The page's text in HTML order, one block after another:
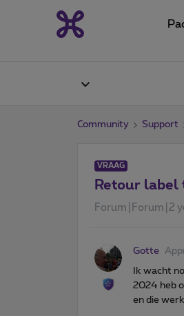
Community Support
VRAAG
Retour label
Forum|Forum|2
Gotte
Ik wacht
2024 heb
en die